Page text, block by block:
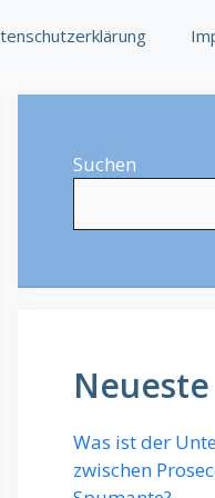
Suchen
Was ist der
zwischen